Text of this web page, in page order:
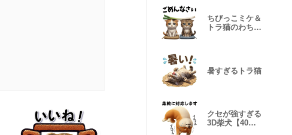
ちびっこミケ＆
トラ猫のわちゃ
暑すぎるトラ猫
クセが強すぎる
3D柴犬【40